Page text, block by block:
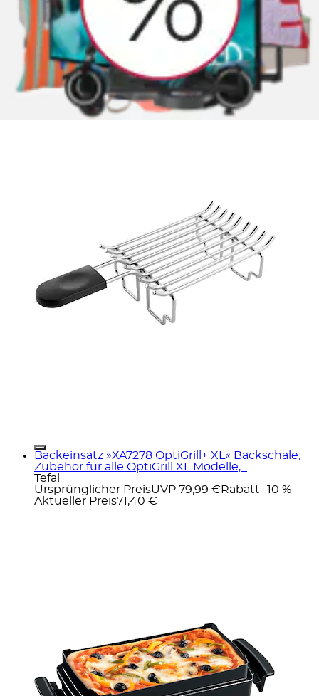
Brötchen-Röstaufsatz »5KTBW22«
KitchenAid
Ursprünglicher Preis
UVP 39,00 €Rabatt- 23 %
Aktueller Preis
29,99 €Grundpreis29,99 €pro
Stk
Backeinsatz »XA7278 OptiGrill+ XL« Backschale,
Zubehör für alle OptiGrill XL Modelle,...
Tefal
Ursprünglicher PreisUVP 79,99 € Rabatt- 10 %
Aktueller Preis71,40 €